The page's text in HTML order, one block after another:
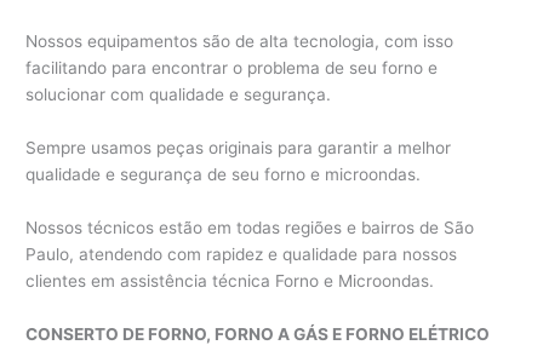
Nossos equipamentos são de alta tecnologia, com isso
facilitando para encontrar o problema de seu forno e
solucionar com qualidade e segurança.
Sempre usamos peças originais para garantir a melhor
qualidade e segurança de seu forno e microondas.
Nossos técnicos estão em todas regiões e bairros de São
Paulo, atendendo com rapidez e qualidade para nossos
clientes em assistência técnica Forno e Microondas.
CONSERTO DE FORNO, FORNO A GÁS E FORNO ELÉTRICO